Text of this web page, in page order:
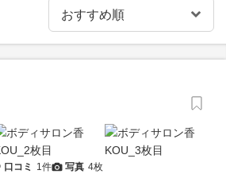
口コミ 1件 写真 4枚